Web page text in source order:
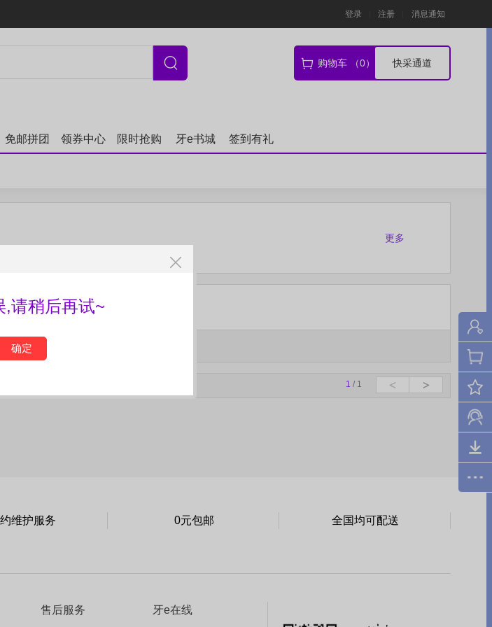
登录 注册 消息通知
购物车 （0） 快采通道
免邮拼团 领券中心 限时抢购 牙e书城 签到有礼
,请稍后再试~
确定
更多
1 / 1
维护服务 0元包邮 全国均可配送
售后服务 牙e在线